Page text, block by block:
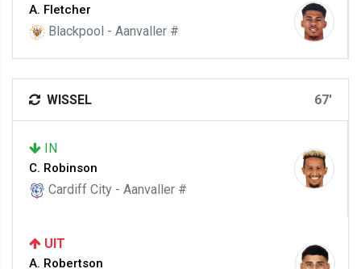
A. Fletcher
Blackpool - Aanvaller #
WISSEL 67'
IN
C. Robinson
Cardiff City - Aanvaller #
UIT
A. Robertson